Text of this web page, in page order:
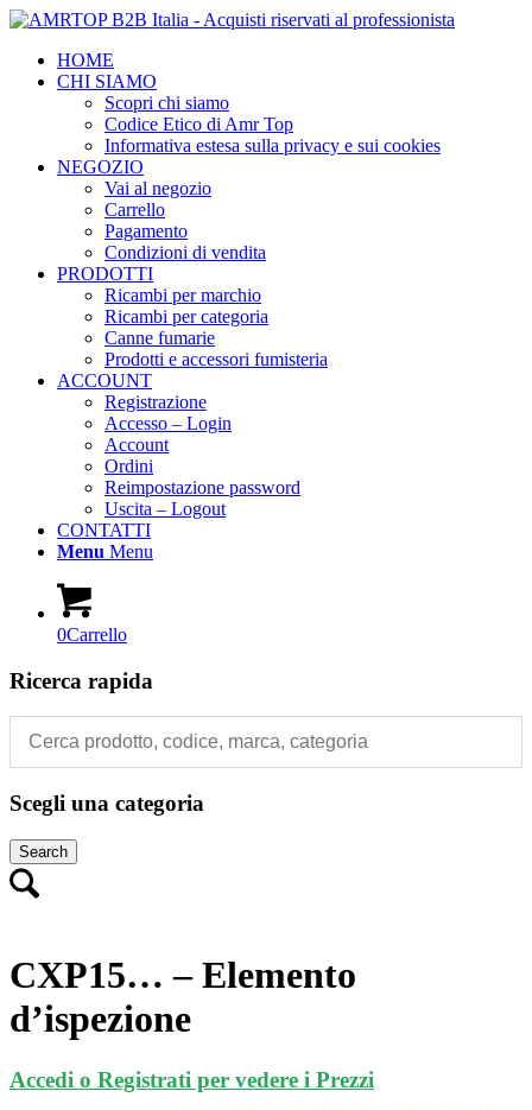
HOME
CHI SIAMO
Scopri chi siamo
Codice Etico di Amr Top
Informativa estesa sulla privacy e sui cookies
NEGOZIO
Vai al negozio
Carrello
Pagamento
Condizioni di vendita
PRODOTTI
Ricambi per marchio
Ricambi per categoria
Canne fumarie
Prodotti e accessori fumisteria
ACCOUNT
Registrazione
Accesso – Login
Account
Ordini
Reimpostazione password
Uscita – Logout
CONTATTI
Menu Menu
0Carrello
Ricerca rapida
Scegli una categoria
Search
CXP15… – Elemento
d’ispezione
Accedi o Registrati per vedere i Prezzi